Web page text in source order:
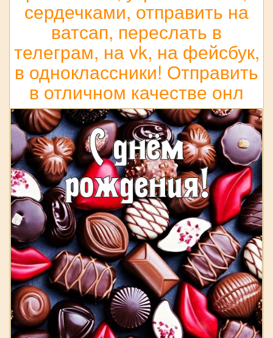
сердечками, отправить на
ватсап, переслать в
телеграм, на vk, на фейсбук,
в одноклассники! Отправить
в отличном качестве онл